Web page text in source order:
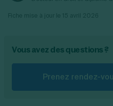
Vous avez des questions ?
Prenez rendez-